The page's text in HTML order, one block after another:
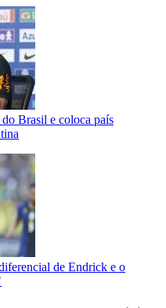
Brasil e coloca país
de Endrick e o